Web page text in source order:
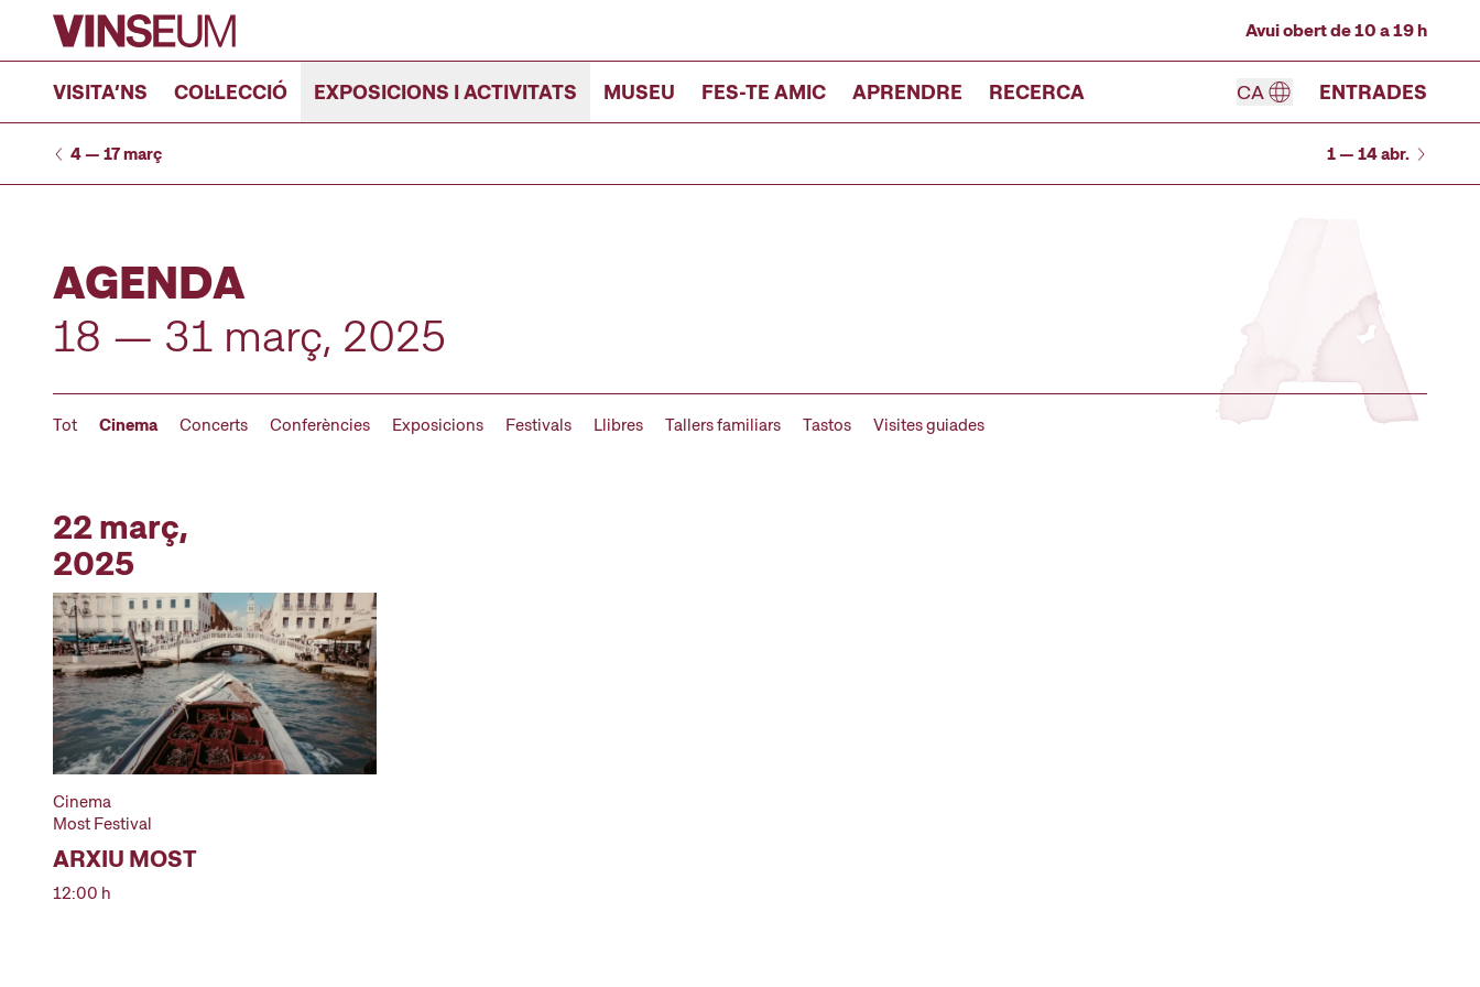
Anar al contingut
Avui obert de 10 a 19 h
VISITA’NS COL·LECCIÓ EXPOSICIONS I ACTIVITATS MUSEU FES-TE AMIC APRENDRE RECERCA CA ENTRADES
4 — 17 març 1 — 14 abr.
AGENDA
18 — 31 març, 2025
Tot Cinema Concerts Conferències Exposicions Festivals Llibres Tallers familiars Tastos Visites guiades
22 març,
2025
Cinema
Most Festival
ARXIU MOST
12:00 h